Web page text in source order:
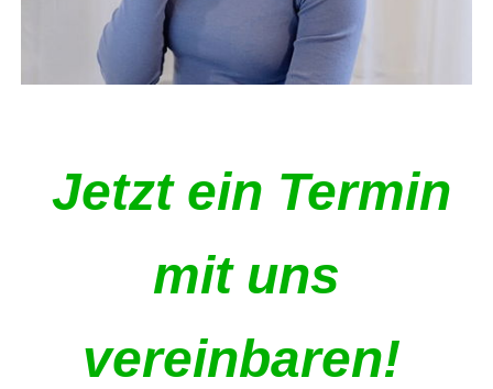
Jetzt ein Termin
mit uns
vereinbaren!